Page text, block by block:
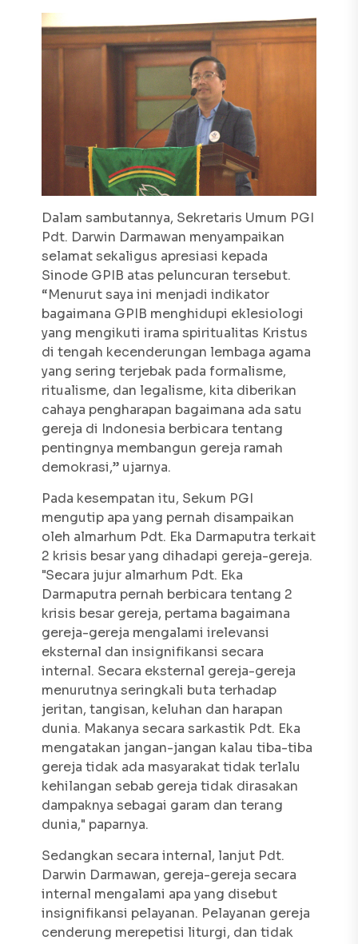
Dalam sambutannya, Sekretaris Umum PGI
Pdt. Darwin Darmawan menyampaikan
selamat sekaligus apresiasi kepada
Sinode GPIB atas peluncuran tersebut.
“Menurut saya ini menjadi indikator
bagaimana GPIB menghidupi eklesiologi
yang mengikuti irama spiritualitas Kristus
di tengah kecenderungan lembaga agama
yang sering terjebak pada formalisme,
ritualisme, dan legalisme, kita diberikan
cahaya pengharapan bagaimana ada satu
gereja di Indonesia berbicara tentang
pentingnya membangun gereja ramah
demokrasi,” ujarnya.
Pada kesempatan itu, Sekum PGI
mengutip apa yang pernah disampaikan
oleh almarhum Pdt. Eka Darmaputra terkait
2 krisis besar yang dihadapi gereja-gereja.
"Secara jujur almarhum Pdt. Eka
Darmaputra pernah berbicara tentang 2
krisis besar gereja, pertama bagaimana
gereja-gereja mengalami irelevansi
eksternal dan insignifikansi secara
internal. Secara eksternal gereja-gereja
menurutnya seringkali buta terhadap
jeritan, tangisan, keluhan dan harapan
dunia. Makanya secara sarkastik Pdt. Eka
mengatakan jangan-jangan kalau tiba-tiba
gereja tidak ada masyarakat tidak terlalu
kehilangan sebab gereja tidak dirasakan
dampaknya sebagai garam dan terang
dunia," paparnya.
Sedangkan secara internal, lanjut Pdt.
Darwin Darmawan, gereja-gereja secara
internal mengalami apa yang disebut
insignifikansi pelayanan. Pelayanan gereja
cenderung merepetisi liturgi, dan tidak